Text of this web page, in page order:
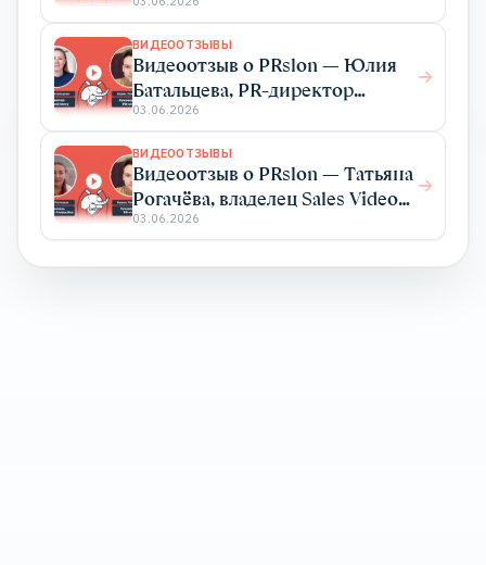
ВИДЕООТЗЫВЫ
Видеоотзыв о PRslon — Юлия
Батальцева, PR-директор
Elma365
03.06.2026
ВИДЕООТЗЫВЫ
Видеоотзыв о PRslon — Татьяна
Рогачёва, владелец Sales Video
Production
03.06.2026